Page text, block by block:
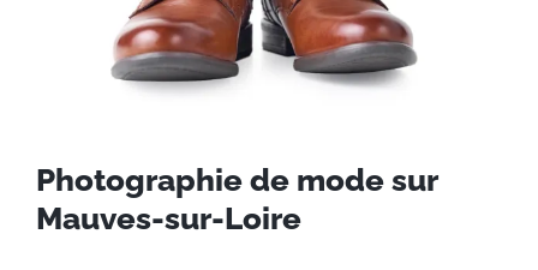
Photographie de mode sur
Mauves-sur-Loire